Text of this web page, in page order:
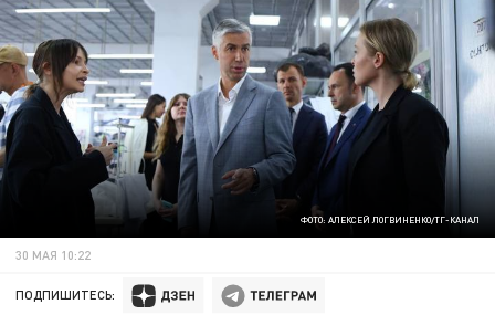
ФОТО: АЛЕКСЕЙ ЛОГВИНЕНКО/ТГ-КАНАЛ
30 МАЯ 10:22
ПОДПИШИТЕСЬ: